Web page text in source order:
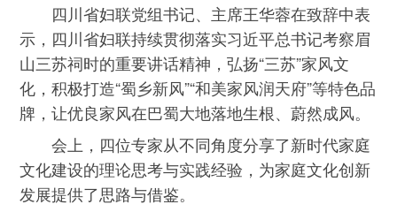
四川省妇联党组书记、主席王华蓉在致辞中表
示，四川省妇联持续贯彻落实习近平总书记考察眉
山三苏祠时的重要讲话精神，弘扬“三苏”家风文
化，积极打造“蜀乡新风”“和美家风润天府”等特色品
牌，让优良家风在巴蜀大地落地生根、蔚然成风。
会上，四位专家从不同角度分享了新时代家庭
文化建设的理论思考与实践经验，为家庭文化创新
发展提供了思路与借鉴。